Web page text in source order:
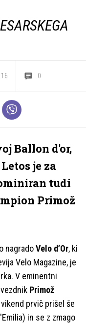
0
Ballon d'or,
je za
tudi
Primož
nagradoVelo d’Or, ki
Velo Magazine, je
V eminentni
Primož
prvič prišel še
in se z zmago